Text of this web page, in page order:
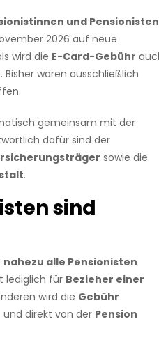
und Pensionisten
2026 auf neue
wird die E-Card-Gebühr
waren ausschließlich
gemeinsam mit der
dafür sind der
sowie die
.
sind
nahezu alle Pensionisten
lediglich für Bezieher einer
wird die Gebühr
und direkt von der Pension